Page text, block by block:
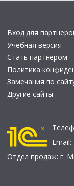
Вход для
Учебная версия
Стать партнером
Политика
Замечания по
Другие сайты
Email:
Отдел продаж: г.